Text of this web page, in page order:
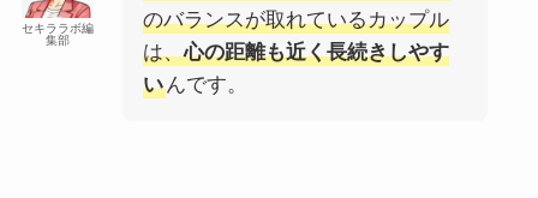
セキララボ編
集部
のバランスが取れているカップル
は、心の距離も近く長続きしやす
いんです。